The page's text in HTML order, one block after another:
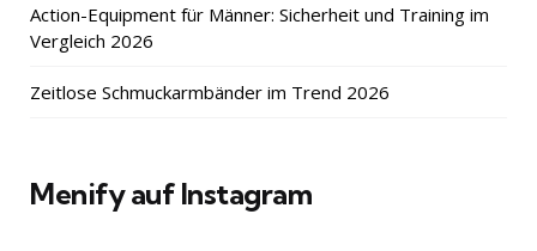
Action-Equipment für Männer: Sicherheit und Training im
Vergleich 2026
Zeitlose Schmuckarmbänder im Trend 2026
Menify auf Instagram